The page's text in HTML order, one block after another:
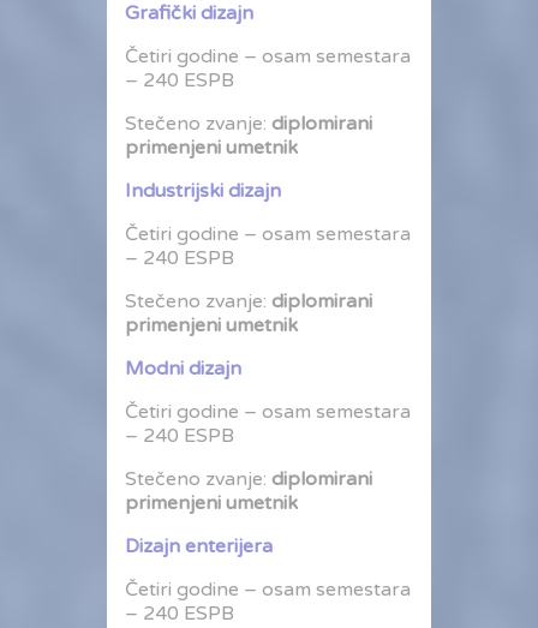
Grafički dizajn
Četiri godine – osam semestara
– 240 ESPB
Stečeno zvanje: diplomirani
primenjeni umetnik
Industrijski dizajn
Četiri godine – osam semestara
– 240 ESPB
Stečeno zvanje: diplomirani
primenjeni umetnik
Modni dizajn
Četiri godine – osam semestara
– 240 ESPB
Stečeno zvanje: diplomirani
primenjeni umetnik
Dizajn enterijera
Četiri godine – osam semestara
– 240 ESPB